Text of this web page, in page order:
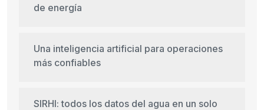
de energía
Una inteligencia artificial para operaciones
más confiables
SIRHI: todos los datos del agua en un solo